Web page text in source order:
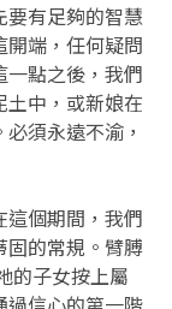
有足夠的智慧
端，任何疑問
點之後，我們
中，或新娘在
須永遠不渝，
個期間，我們
固的常規。臂膊
的子女按上屬